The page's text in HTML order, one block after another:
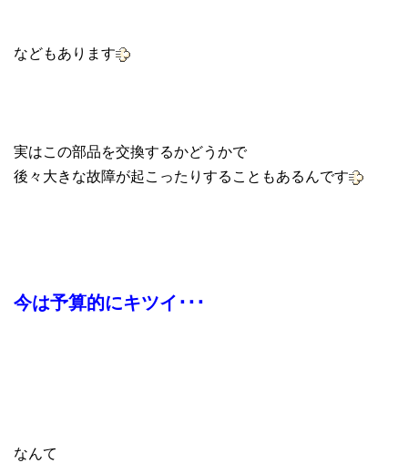
などもあります
実はこの部品を交換するかどうかで
後々大きな故障が起こったりすることもあるんです
今は予算的にキツイ･･･
なんて